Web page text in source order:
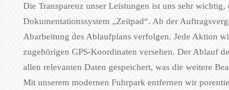
Die Transparenz unser Leistungen ist uns sehr
Dokumentationssystem „Zeitpad“. Ab der
Abarbeitung des Ablaufplans verfolgen. Jede Aktion
zugehörigen GPS-Koordinaten versehen. Der Ablauf
allen relevanten Daten gespeichert, was die weitere
Mit unserem modernen Fuhrpark entfernen wir